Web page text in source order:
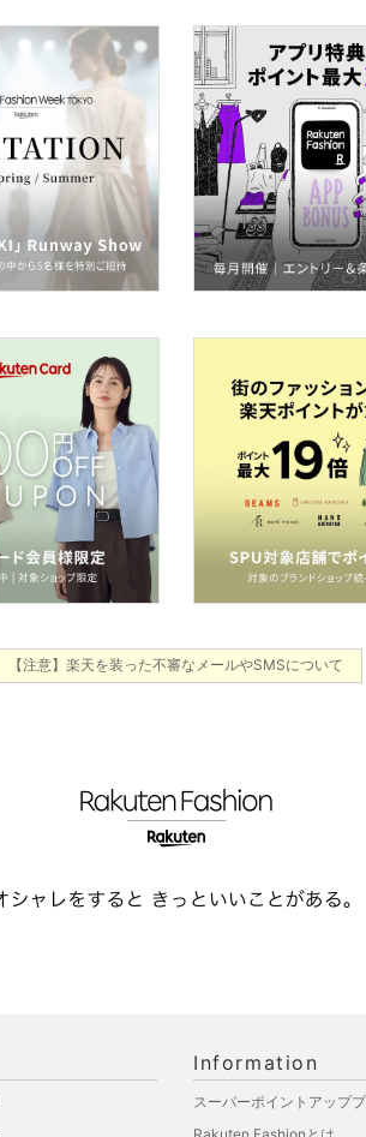
【注意】楽天を装った不審なメールやSMSについて
Information
スーパーポイントアップ